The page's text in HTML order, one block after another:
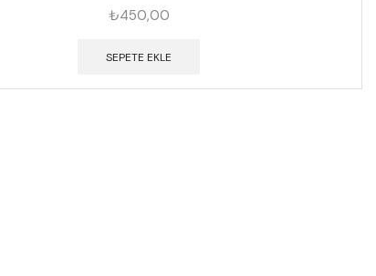
₺450,00
SEPETE EKLE